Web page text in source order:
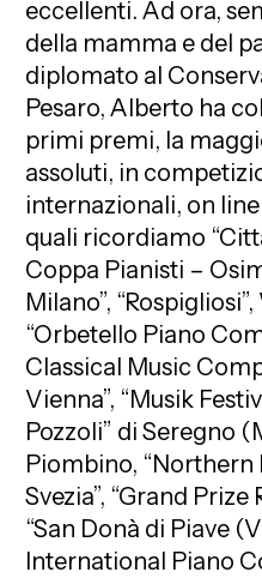
eccellenti. Ad ora,
della mamma e del
diplomato al
Pesaro, Alberto ha
primi premi, la
assoluti, in
internazionali, on
quali ricordiamo
Coppa Pianisti –
Milano”,
“Orbetello Piano
Classical Music
Vienna”, “Musik
Pozzoli” di Seregno
Piombino, “Northern
Svezia”, “Grand Prize
“San Donà di Piave
International Piano